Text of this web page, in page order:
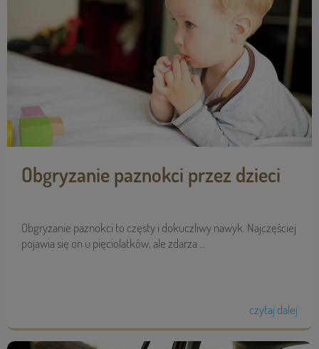
Obgryzanie paznokci przez dzieci
Obgryzanie paznokci to częsty i dokuczliwy nawyk. Najczęściej
pojawia się on u pięciolatków, ale zdarza ...
czytaj dalej